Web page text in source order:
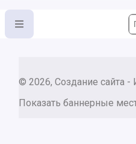
© 2026, Создание сайта -
Показать баннерные